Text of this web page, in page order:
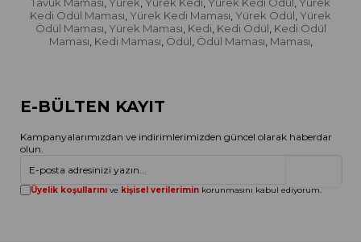
Kedi Ödül Maması Yürek Kedi Maması Yürek Ödül Yürek
Ödül Maması Yürek Maması Kedi Kedi Ödül Kedi Ödül
Maması Kedi Maması Ödül Ödül Maması Maması
E-BÜLTEN KAYIT
Kampanyalarımızdan ve indirimlerimizden güncel olarak haberdar
olun.
Üyelik koşullarını ve kişisel verilerimin korunmasını kabul ediyorum.